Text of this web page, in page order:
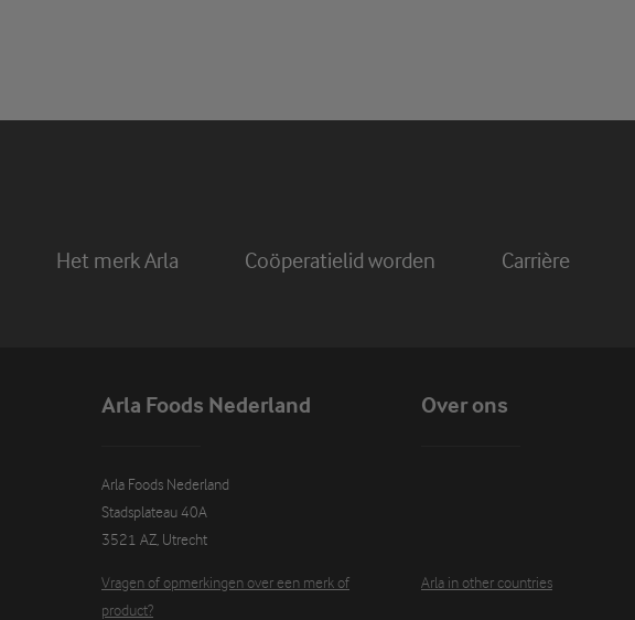
Het merk Arla Coöperatielid worden Carrière
Arla Foods Nederland
Arla Foods Nederland
Stadsplateau 40A
3521 AZ, Utrecht
Vragen of opmerkingen over een merk of
product?
Over ons
Arla in other countries